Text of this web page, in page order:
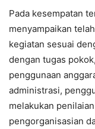
Pada kesempatan
menyampaikan
kegiatan sesuai
dengan tugas
penggunaan
administrasi,
melakukan
pengorganisasian